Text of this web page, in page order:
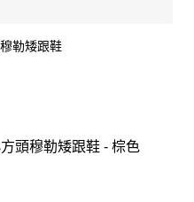
勒矮跟鞋
頭穆勒矮跟鞋 - 棕色